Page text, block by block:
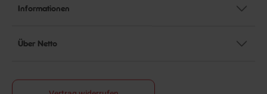
Informationen
Über Netto
Vertrag widerrufen